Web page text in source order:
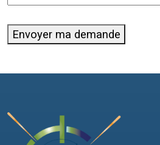
Envoyer ma demande